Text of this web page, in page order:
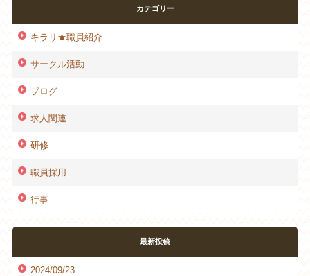
カテゴリー
キラリ★職員紹介
サークル活動
ブログ
求人関連
研修
職員採用
行事
最新投稿
2024/09/23